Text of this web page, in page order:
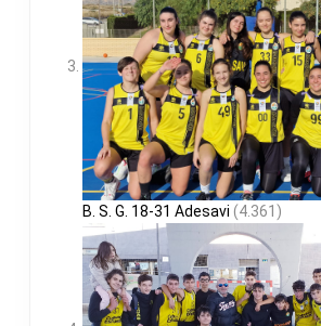
B. S. G. 18-31 Adesavi (4.361)